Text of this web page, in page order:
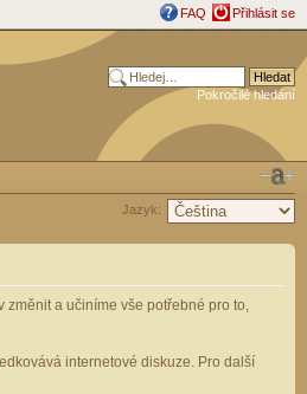
FAQ Přihlásit se
Pokročilé hledání
Jazyk:
a učiníme vše potřebné pro to,
internetové diskuze. Pro další